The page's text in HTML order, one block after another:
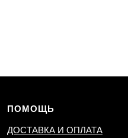
ПОМОЩЬ
ДОСТАВКА И ОПЛАТА